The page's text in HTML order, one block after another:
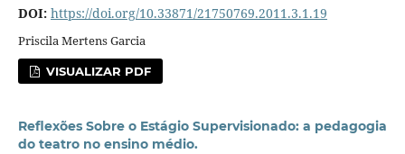
DOI: https://doi.org/10.33871/21750769.2011.3.1.19
Priscila Mertens Garcia
VISUALIZAR PDF
Reflexões Sobre o Estágio Supervisionado: a pedagogia
do teatro no ensino médio.